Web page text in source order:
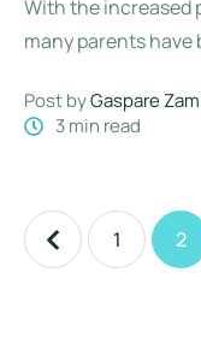
With the increased
many parents
Post by Gaspare
3 min read
1 2